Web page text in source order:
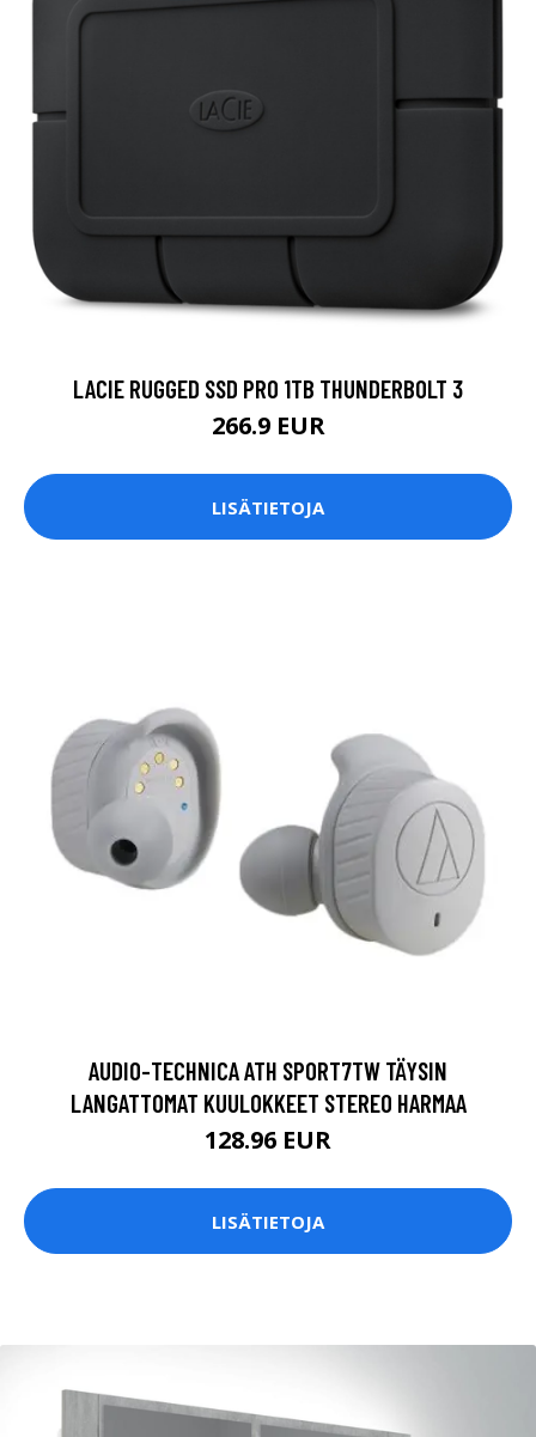
LACIE RUGGED SSD PRO 1TB THUNDERBOLT 3
266.9 EUR
LISÄTIETOJA
AUDIO-TECHNICA ATH SPORT7TW TÄYSIN
LANGATTOMAT KUULOKKEET STEREO HARMAA
128.96 EUR
LISÄTIETOJA